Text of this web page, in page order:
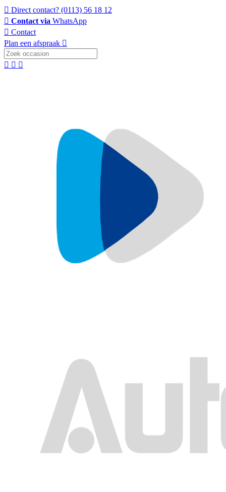
Direct contact? (0113) 56 18 12
Contact via WhatsApp
Contact
Plan een afspraak